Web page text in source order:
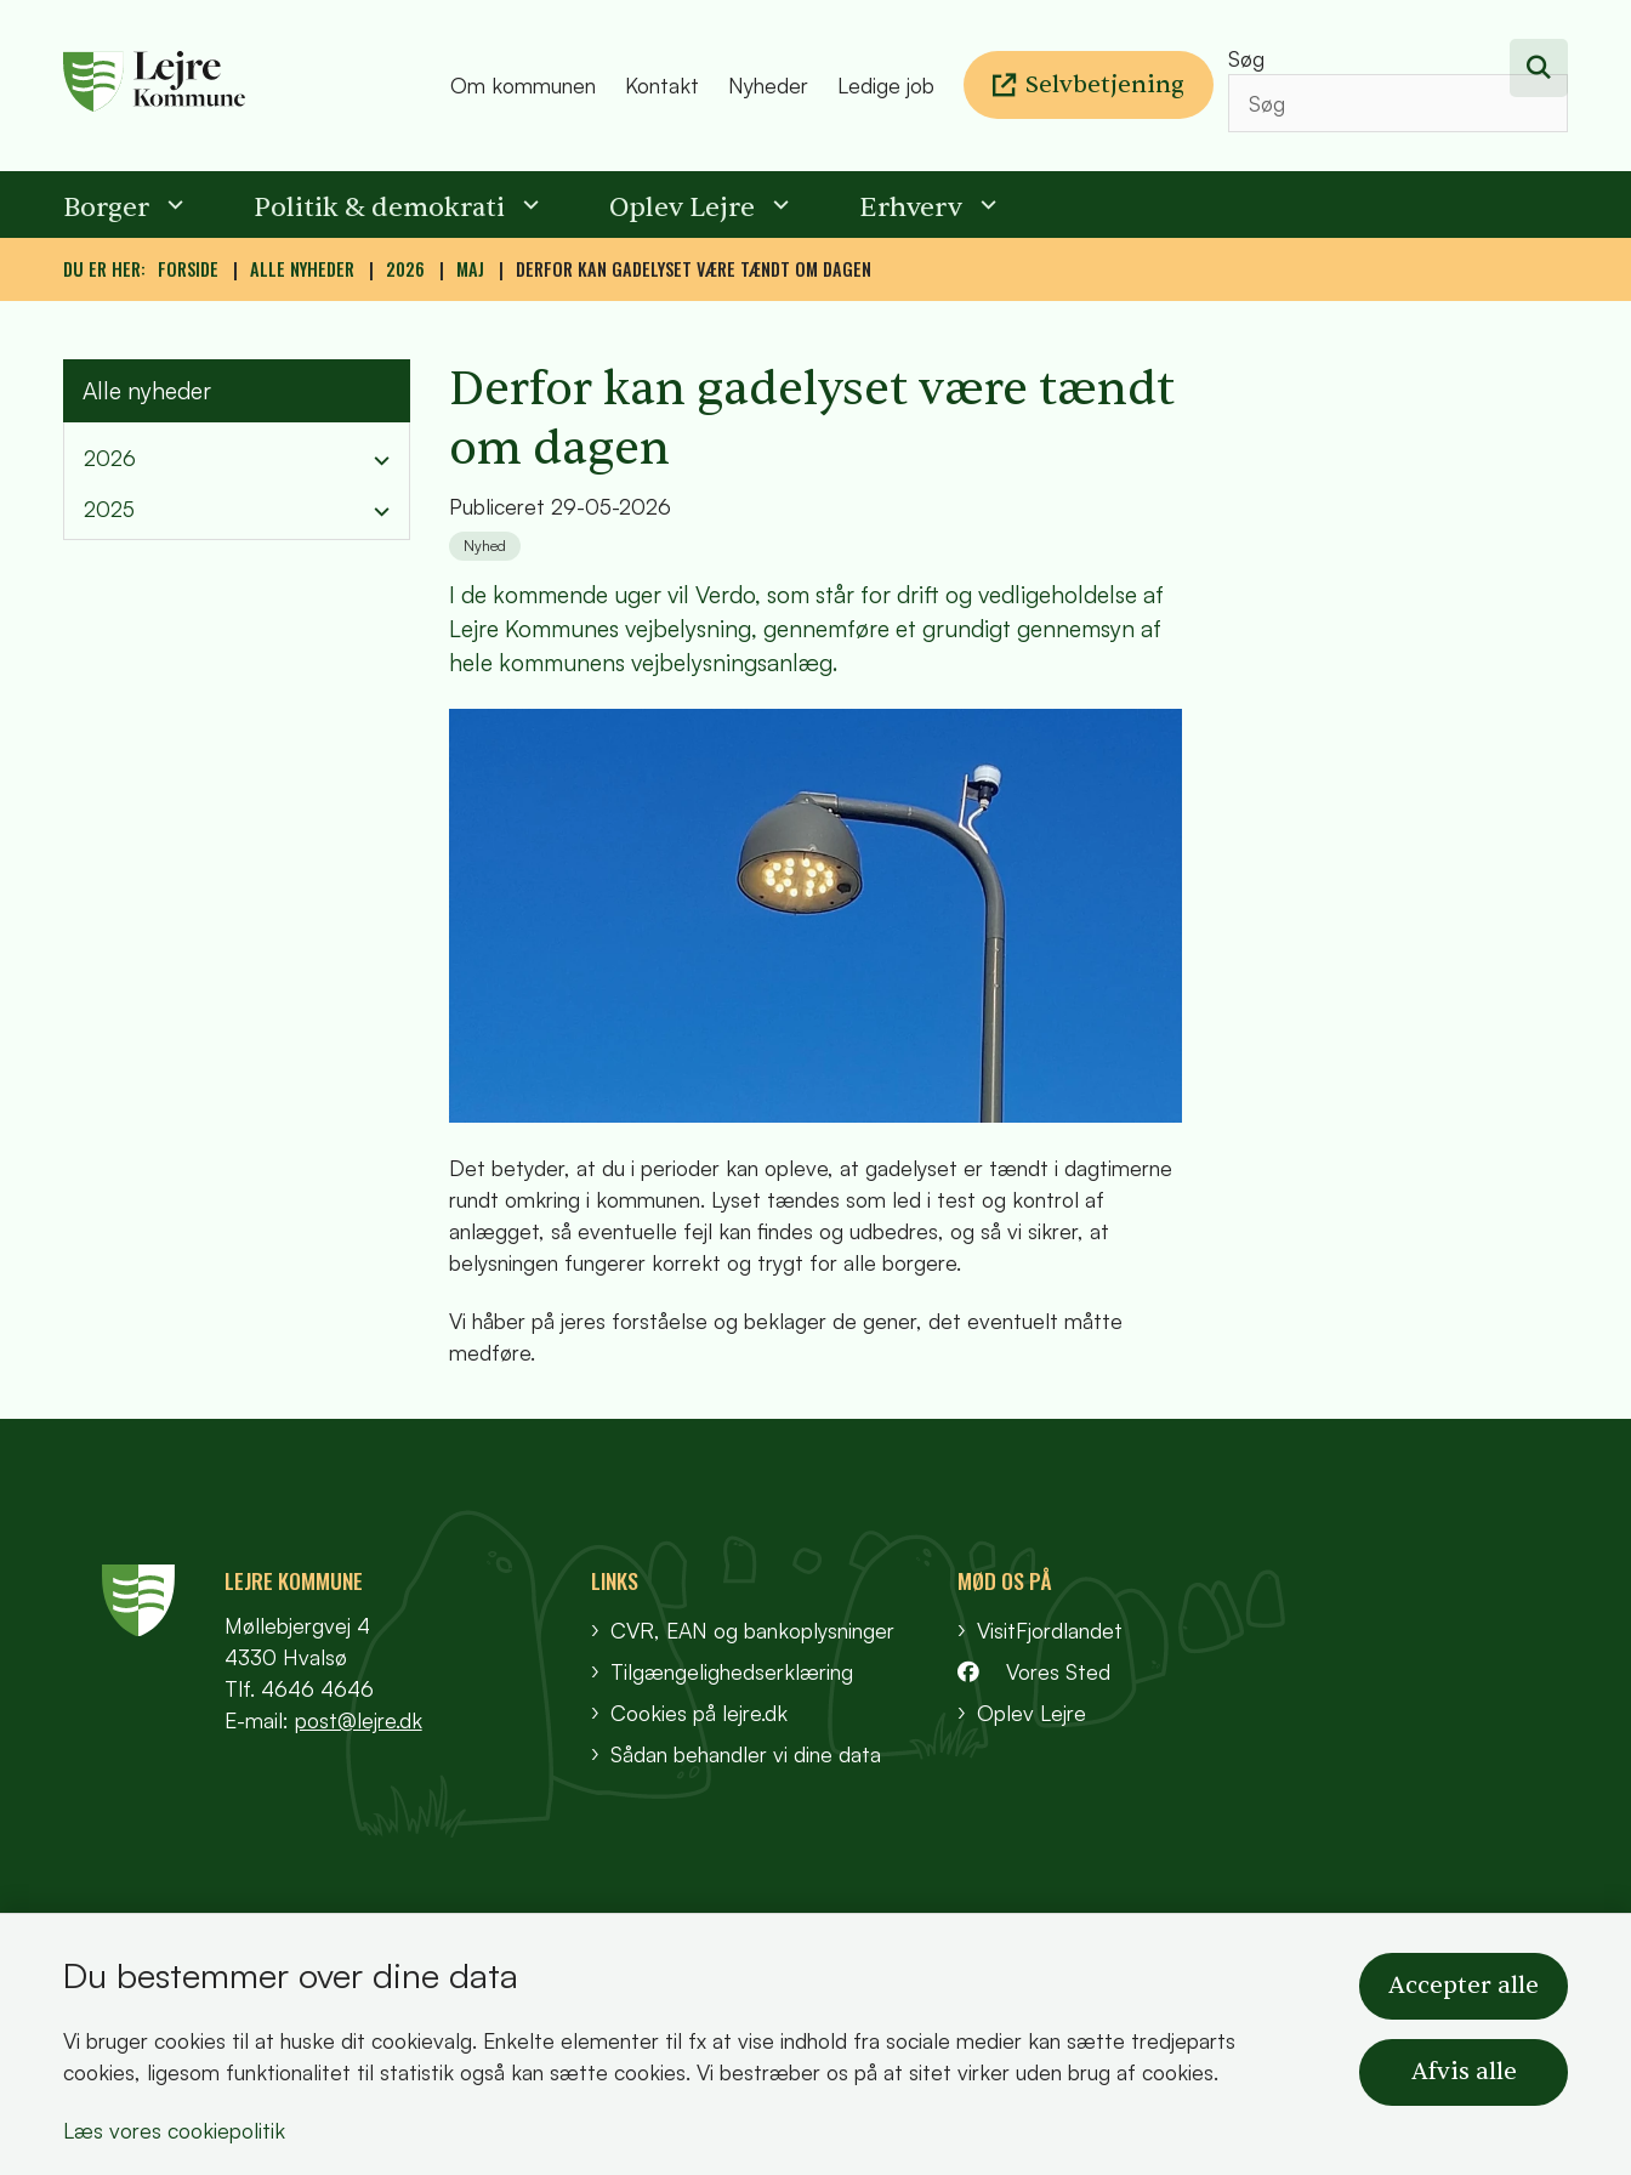
Om kommunen Kontakt Nyheder Ledige job Selvbetjening
Søg
Borger Politik & demokrati Oplev Lejre Erhverv
DU ER HER: FORSIDE ALLE NYHEDER 2026 MAJ DERFOR KAN GADELYSET VÆRE TÆNDT OM DAGEN
Alle nyheder
2026
2025
Derfor kan gadelyset være tændt
om dagen
Publiceret 29-05-2026
Nyhed
I de kommende uger vil Verdo, som står for drift og vedligeholdelse af
Lejre Kommunes vejbelysning, gennemføre et grundigt gennemsyn af
hele kommunens vejbelysningsanlæg.
Det betyder, at du i perioder kan opleve, at gadelyset er tændt i dagtimerne
rundt omkring i kommunen. Lyset tændes som led i test og kontrol af
anlægget, så eventuelle fejl kan findes og udbedres, og så vi sikrer, at
belysningen fungerer korrekt og trygt for alle borgere.
Vi håber på jeres forståelse og beklager de gener, det eventuelt måtte
medføre.
LEJRE KOMMUNE
Møllebjergvej 4
4330 Hvalsø
Tlf. 4646 4646
E-mail: post@lejre.dk
LINKS
CVR, EAN og bankoplysninger
Tilgængelighedserklæring
Cookies på lejre.dk
Sådan behandler vi dine data
MØD OS PÅ
VisitFjordlandet
Vores Sted
Oplev Lejre
Bemærk!
Dette indhold kræver cookies for at blive vist korrekt.
Læs vores cookiepolitik
Du bestemmer over dine data
Vi bruger cookies til at huske dit cookievalg. Enkelte elementer til fx at vise indhold fra sociale medier kan sætte tredjeparts
cookies, ligesom funktionalitet til statistik også kan sætte cookies. Vi bestræber os på at sitet virker uden brug af cookies.
Læs vores cookiepolitik
Accepter alle
Afvis alle